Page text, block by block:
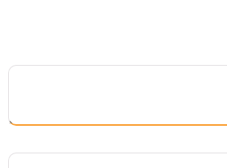
בקפידה מתוך אתרי מכירות